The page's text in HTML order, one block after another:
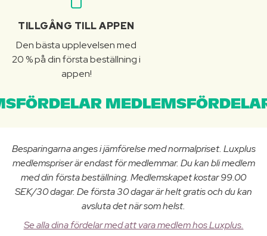
TILLGÅNG TILL APPEN
Den bästa upplevelsen med
20 % på din första beställning i
appen!
Besparingarna anges i jämförelse med normalpriset. Luxplus
medlemspriser är endast för medlemmar. Du kan bli medlem
med din första beställning. Medlemskapet kostar 99.00
SEK/30 dagar. De första 30 dagar är helt gratis och du kan
avsluta det när som helst.
Se alla dina fördelar med att vara medlem hos Luxplus.